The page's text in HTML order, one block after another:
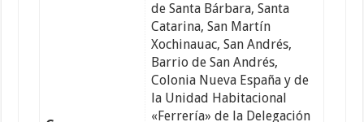
de Santa Bárbara, Santa
Catarina, San Martín
Xochinauac, San Andrés,
Barrio de San Andrés,
Colonia Nueva España y de
la Unidad Habitacional
«Ferrería» de la Delegación